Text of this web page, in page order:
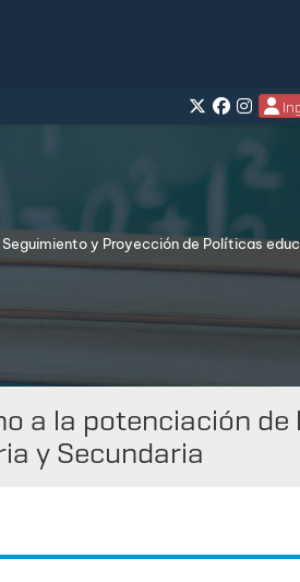
Seguimiento y Proyección de Políticas
a la potenciación de
y Secundaria